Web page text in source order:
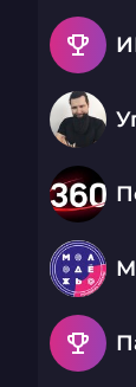
emoji_events
emoji_events